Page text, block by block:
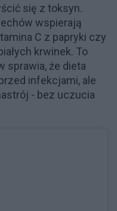
się z toksyn.
wspierają
C z papryki czy
krwinek. To
sprawia, że dieta
infekcjami, ale
- bez uczucia